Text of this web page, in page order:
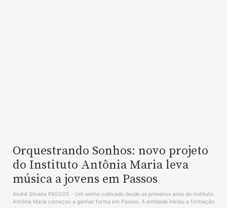
Orquestrando Sonhos: novo projeto
do Instituto Antônia Maria leva
música a jovens em Passos
André Silveira PASSOS - Um sonho cultivado desde os primeiros anos do Instituto
Antônia Maria começou a ganhar forma em Passos. A entidade iniciou a formação